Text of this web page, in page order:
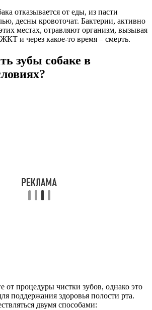
отказывается от еды, из пасти
десны кровоточат. Бактерии, активно
местах, отравляют организм, вызывая
и через какое-то время – смерть.
зубы собаке в
от процедуры чистки зубов, однако это
поддержания здоровья полости рта.
двумя способами: